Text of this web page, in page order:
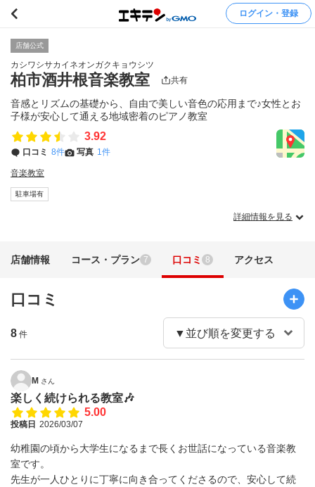
ログイン・登録
店舗公式
カシワシサカイネオンガクキョウシツ
柏市酒井根音楽教室 共有
音感とリズムの基礎から、自由で美しい音色の応用まで♪女性とお
子様が安心して通える地域密着のピアノ教室
3.92
口コミ 8件 写真 1件
音楽教室
駐車場有
詳細情報を見る
店舗情報 コース・プラン 7 口コミ 8 アクセス
口コミ
8 件
M さん
楽しく続けられる教室🎶
5.00
投稿日 2026/03/07
幼稚園の頃から大学生になるまで長くお世話になっている音楽教
室です。
先生が一人ひとりに丁寧に向き合ってくださるので、安心して続